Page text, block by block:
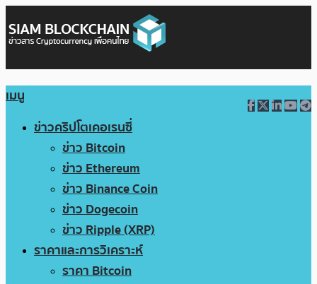
เมนู
ข่าวคริปโตเคอเรนซี่
ข่าว Bitcoin
ข่าว Ethereum
ข่าว Binance Coin
ข่าว Dogecoin
ข่าว Ripple (XRP)
ราคาและการวิเคราะห์
ราคา Bitcoin